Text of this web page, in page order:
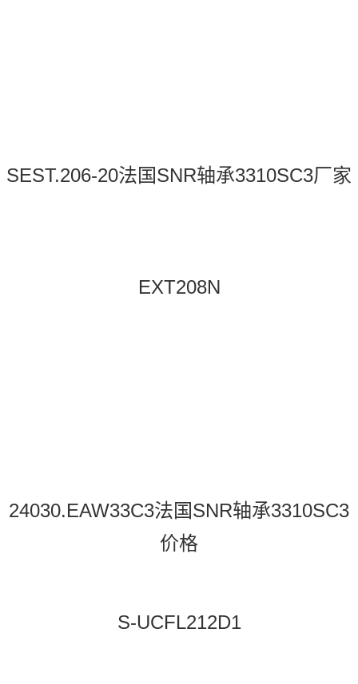
SEST.206-20法国SNR轴承3310SC3厂家
EXT208N
24030.EAW33C3法国SNR轴承3310SC3
价格
S-UCFL212D1